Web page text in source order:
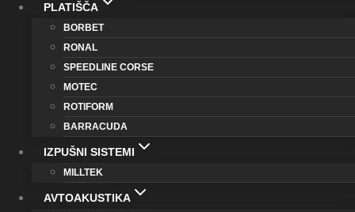
PLATIŠČA
BORBET
RONAL
SPEEDLINE CORSE
MOTEC
ROTIFORM
BARRACUDA
IZPUŠNI SISTEMI
MILLTEK
AVTOAKUSTIKA